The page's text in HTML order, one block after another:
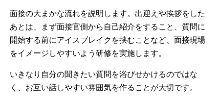
面接の大まかな流れを説明します。出迎えや挨拶をした
あとは、まず面接官側から自己紹介をすること、質問に
開始する前にアイスブレイクを挟むことなど、面接現場
をイメージしやすいよう研修を実施します。
いきなり自分の聞きたい質問を浴びせかけるのではな
く、お互い話しやすい雰囲気を作ることが大切です。